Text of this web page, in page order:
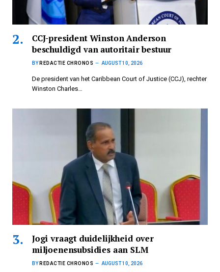
CCJ-president Winston Anderson
beschuldigd van autoritair bestuur
BY REDACTIE CHRONOS AUGUST 10, 2026
De president van het Caribbean Court of Justice (CCJ), rechter
Winston Charles…
Jogi vraagt duidelijkheid over
miljoenensubsidies aan SLM
BY REDACTIE CHRONOS AUGUST 10, 2026